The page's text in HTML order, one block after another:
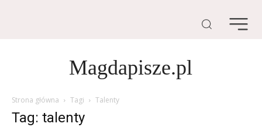
Magdapisze.pl
Strona główna Tagi Talenty
Tag: talenty